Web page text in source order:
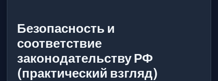
Безопасность и
соответствие
законодательству РФ
(практический взгляд)